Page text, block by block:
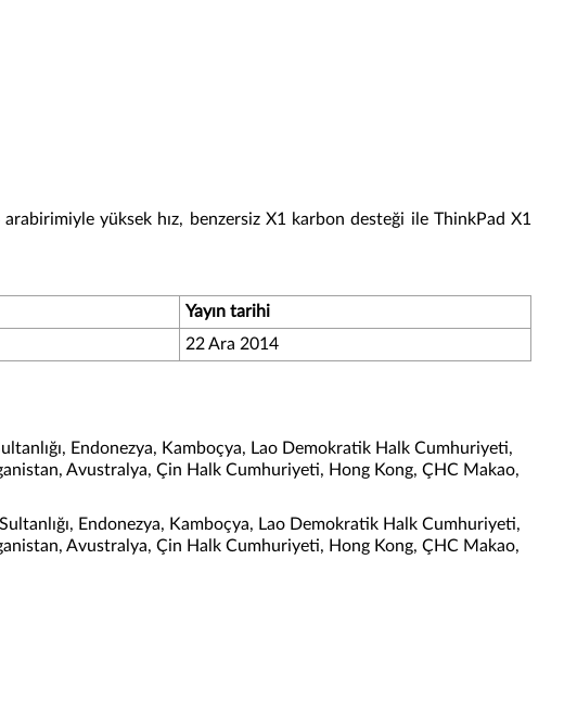
yüksek hız, benzersiz X1 karbon desteği ile ThinkPad X1
Yayın tarihi
22 Ara 2014
Endonezya, Kamboçya, Lao Demokratik Halk Cumhuriyeti,
Avustralya, Çin Halk Cumhuriyeti, Hong Kong, ÇHC Makao,
Endonezya, Kamboçya, Lao Demokratik Halk Cumhuriyeti,
Avustralya, Çin Halk Cumhuriyeti, Hong Kong, ÇHC Makao,